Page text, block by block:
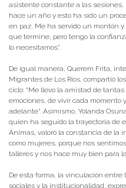
asistente constante a las sesiones,
hace un año y esto ha sido un
en paz. Me ha servido un montón
que termine, pero tengo la
lo necesitamos”.
De igual manera, Querem Frita,
Migrantes de Los Ríos, compartió
ciclo: “Me llevo la amistad de
emociones, de vivir cada momento
adelante”. Asimismo, Yolanda
quien ha seguido la trayectoria de
Ánimas, valoró la constancia de la
como mujeres, porque nos
talleres y nos hace muy bien para
De esta forma, la vinculación
sociales y la institucionalidad,